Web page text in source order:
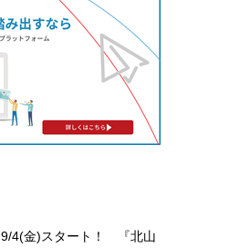
9/4(金)スタート！ 『北山